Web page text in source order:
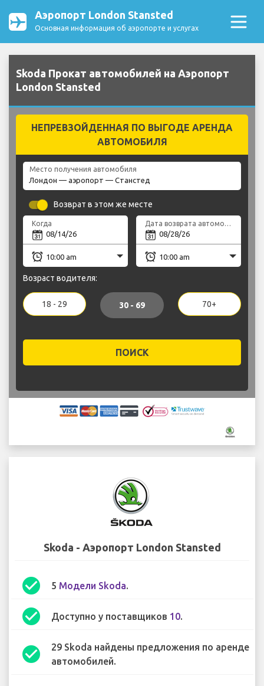
Аэропорт London Stansted
Основная информация об аэропорте и услугах
Skoda Прокат автомобилей на Аэропорт
London Stansted
НЕПРЕВЗОЙДЕННАЯ ПО ВЫГОДЕ АРЕНДА
АВТОМОБИЛЯ
Место получения автомобиля
Возврат в этом же месте
Когда Дата возврата автомобиля
Возраст водителя:
18 - 29 30 - 69 70+
ПОИСК
Skoda - Аэропорт London Stansted
check_circle 5 Модели Skoda.
check_circle Доступно у поставщиков 10.
check_circle
29 Skoda найдены предложения по аренде
автомобилей.